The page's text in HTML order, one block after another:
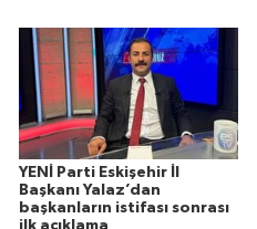
YENİ Parti Eskişehir İl
Başkanı Yalaz’dan
başkanların istifası sonrası